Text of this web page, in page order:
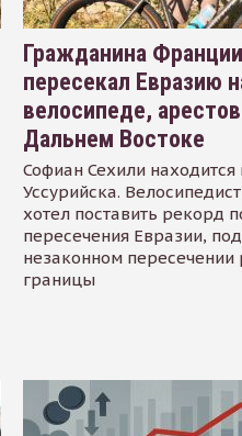
Гражданина
пересекал Евразию
велосипеде,
Дальнем Востоке
Софиан Сехили
Уссурийска.
хотел поставить рекорд
пересечения Евразии,
незаконном пересечении
границы